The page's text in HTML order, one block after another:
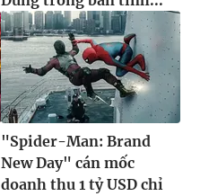
"Spider-Man: Brand
New Day" cán mốc
doanh thu 1 tỷ USD chỉ